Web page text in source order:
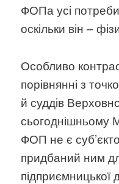
ФОПа усі
оскільки він –
Особливо
порівнянні з
й суддів
сьогоднішньому
ФОП не є
придбаний ним
підприємницької